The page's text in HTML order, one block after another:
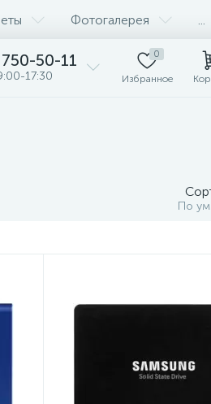
Фотогалерея
750-50-11
17:30
0
Избранное
По